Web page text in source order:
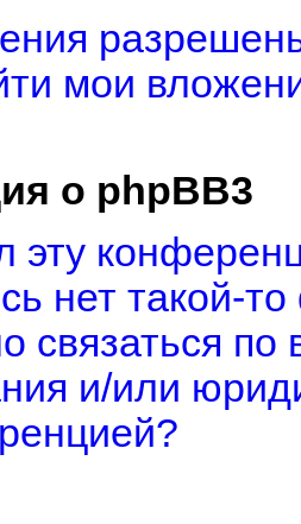
мои
о phpBB3
эту
нет такой-
связаться по
и/или